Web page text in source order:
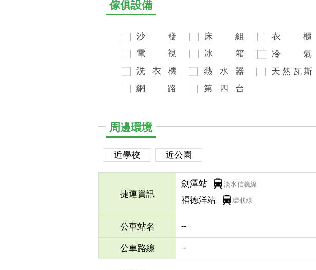
傢俱設備
沙
發
電
視
洗
衣
機
網
路
床
組
冰
箱
熱
水
器
第
四 台
衣
櫃
冷
氣
天 然 瓦 斯
周邊環境
近學校 近公園
捷運資訊
劍潭站 淡水信義線
福德洋站 環狀線
公車站名 --
公車路線 --